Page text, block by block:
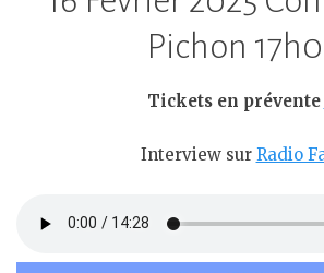
Pichon
Tickets en prévente
Interview sur Radio